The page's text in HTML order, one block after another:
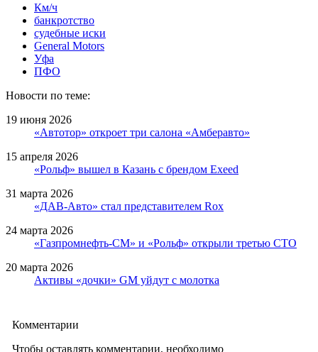
Км/ч
банкротство
судебные иски
General Motors
Уфа
ПФО
Новости по теме:
19 июня 2026
«Автотор» откроет три салона «Амберавто»
15 апреля 2026
«Рольф» вышел в Казань с брендом Exeed
31 марта 2026
«ДАВ-Авто» стал представителем Rox
24 марта 2026
«Газпромнефть-СМ» и «Рольф» открыли третью СТО
20 марта 2026
Активы «дочки» GM уйдут с молотка
Комментарии
Чтобы оставлять комментарии, необходимо